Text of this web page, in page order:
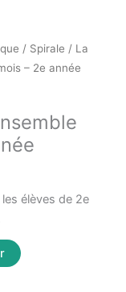
/ Spirale / La
– 2e année
élèves de 2e